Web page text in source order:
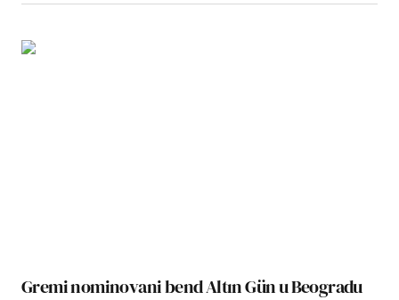
Gremi nominovani bend Altın Gün u Beogradu